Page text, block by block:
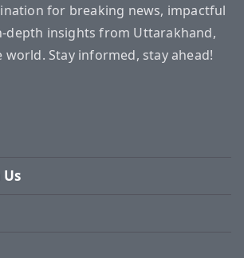
for breaking news, impactful
depth insights from Uttarakhand,
world. Stay informed, stay ahead!